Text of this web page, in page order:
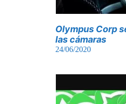
Olympus Corp
las cámaras
24/06/2020